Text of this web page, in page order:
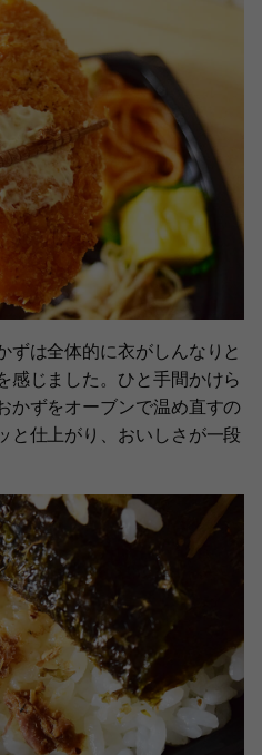
ずは全体的に衣がしんなりと
感じました。ひと手間かけら
かずをオーブンで温め直すの
と仕上がり、おいしさが一段